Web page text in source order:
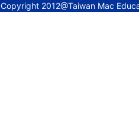
Copyright 2012@Taiwan Mac